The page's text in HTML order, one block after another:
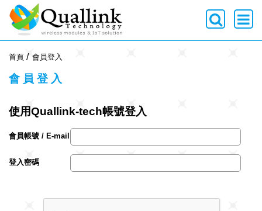
首頁 會員登入
會員登入
使用Quallink-tech帳號登入
會員帳號 / E-mail
登入密碼